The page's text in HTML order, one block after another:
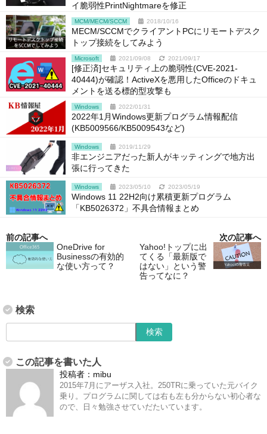
イ脆弱性PrintNightmareを修正
MCM/MECM/SCCM 2018/10/16
MECM/SCCMでクライアントPCにリモートデスク
トップ接続をしてみよう
Microsoft 2021/09/08 2021/09/17
[修正済]セキュリティ上の脆弱性(CVE-2021-
40444)が確認！ActiveXを悪用したOfficeのドキュ
メントを送る標的型攻撃も
Windows 2022/01/31
2022年1月Windows更新プログラム情報配信
(KB5009566/KB5009543など)
Windows 2019/11/29
非エンジニアだった新人がキッティングで地方出
張に行ってきた
Windows 2023/05/10 2023/05/19
Windows 11 22H2向け累積更新プログラム
「KB5026372」不具合情報まとめ
前の記事へ
OneDrive for
Businessの有効的
な使い方って？
次の記事へ
Yahoo!トップに出
てくる「最新版で
はない」という警
告ってなに？
検索
この記事を書いた人
投稿者： mibu
2015年7月にアーザス入社。250TRに乗っていた元バイク
乗り。プログラムに関しては右も左も分からない初心者な
ので、日々勉強させていだたいています。